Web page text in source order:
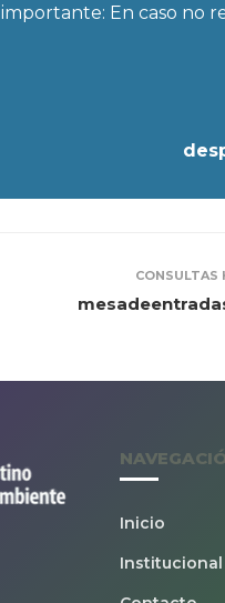
importante: En caso no
CONSULTAS
Inicio
Institucional